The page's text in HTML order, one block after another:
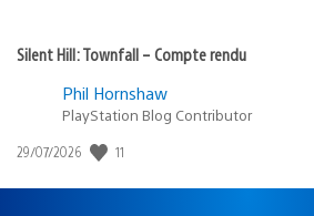
Silent Hill: Townfall – Compte rendu
Phil Hornshaw
PlayStation Blog Contributor
Date
publication
29/07/2026 11